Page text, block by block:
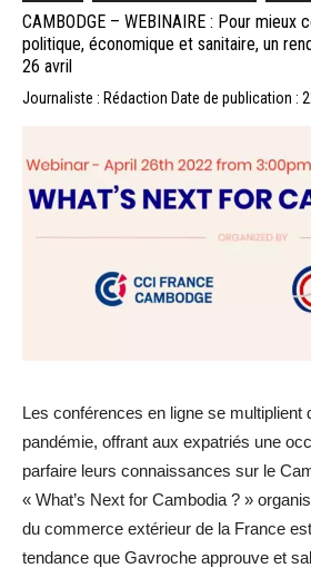
CAMBODGE – WEBINAIRE : Pour mieux
politique, économique et sanitaire, un
26 avril
Journaliste : Rédaction Date de publication :
Les conférences en ligne se multiplient
pandémie, offrant aux expatriés une
parfaire leurs connaissances sur le
« What’s Next for Cambodia ? »
du commerce extérieur de la France
tendance que Gavroche approuve et